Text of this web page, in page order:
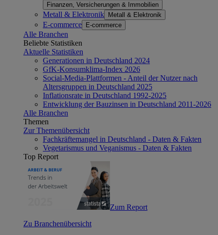
Finanzen, Versicherungen & Immobilien
Metall & Elektronik Metall & Elektronik
E-commerce E-commerce
Alle Branchen
Beliebte Statistiken
Aktuelle Statistiken
Generationen in Deutschland 2024
GfK-Konsumklima-Index 2026
Social-Media-Plattformen - Anteil der Nutzer nach
Altersgruppen in Deutschland 2025
Inflationsrate in Deutschland 1992-2025
Entwicklung der Bauzinsen in Deutschland 2011-2026
Alle Branchen
Themen
Zur Themenübersicht
Fachkräftemangel in Deutschland - Daten & Fakten
Vegetarismus und Veganismus - Daten & Fakten
Top Report
Zum Report
Zu Branchenübersicht